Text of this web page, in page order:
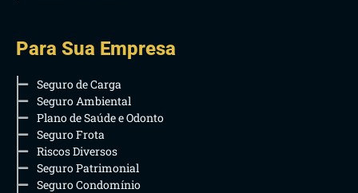
Para Sua Empresa
Seguro de Carga
Seguro Ambiental
Plano de Saúde e Odonto
Seguro Frota
Riscos Diversos
Seguro Patrimonial
Seguro Condomínio